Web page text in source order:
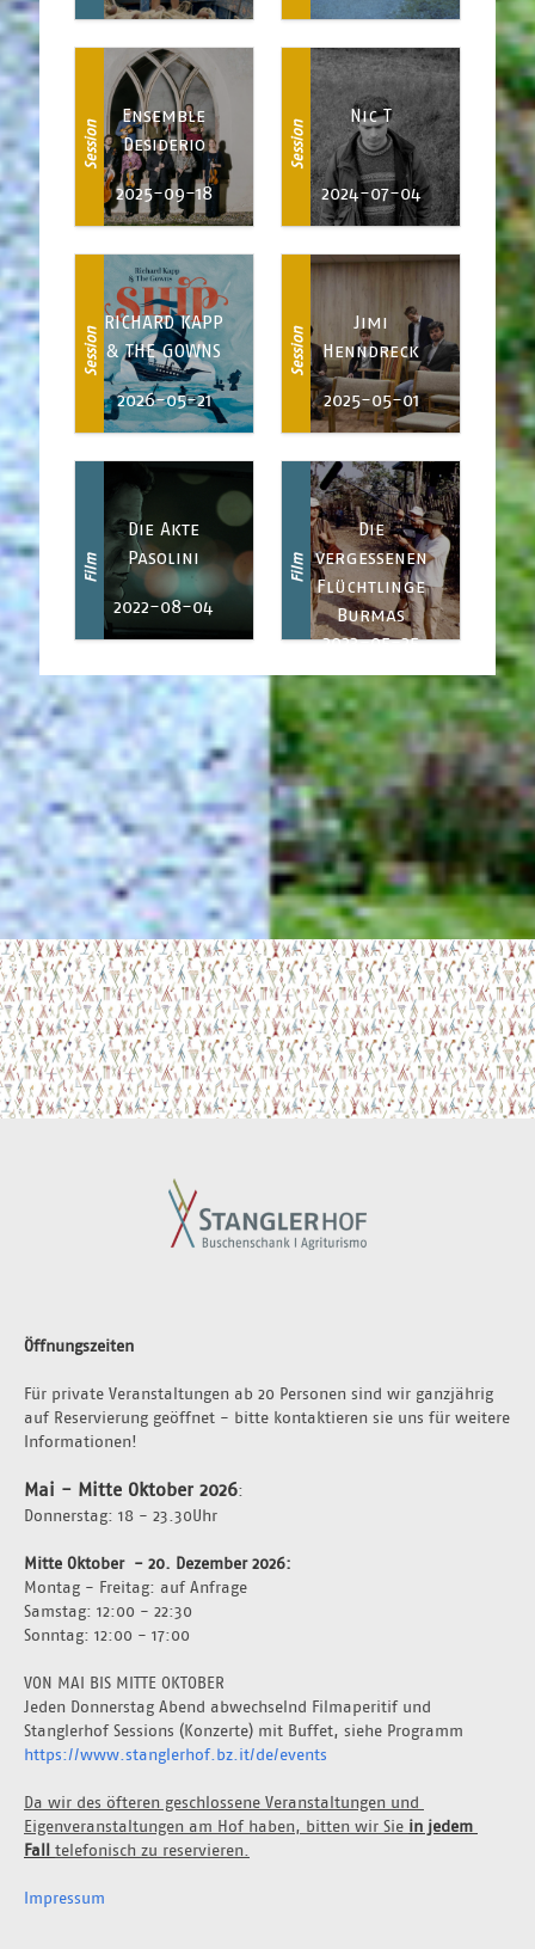
Session
Ensemble
Desiderio
2025-09-18
Session
Nic T
2024-07-04
Session
RICHARD KAPP
& THE GOWNS
2026-05-21
Session
Jimi
Henndreck
2025-05-01
Film
Die Akte
Pasolini
2022-08-04
Film
Die
vergessenen
Flüchtlinge
Burmas
2023-05-25
Öffnungszeiten
Für private Veranstaltungen ab 20 Personen sind wir ganzjährig
auf Reservierung geöffnet - bitte kontaktieren sie uns für weitere
Informationen!
Mai - Mitte Oktober 2026:
Donnerstag: 18 - 23.30Uhr
Mitte Oktober  - 20. Dezember 2026:
Montag - Freitag: auf Anfrage
Samstag: 12:00 - 22:30
Sonntag: 12:00 - 17:00
VON MAI BIS MITTE OKTOBER
Jeden Donnerstag Abend abwechselnd Filmaperitif und
https://www.stanglerhof.bz.it/de/events
Da wir des öfteren geschlossene Veranstaltungen und
Eigenveranstaltungen am Hof haben, bitten wir Sie in jedem
Fall telefonisch zu reservieren.
Impressum